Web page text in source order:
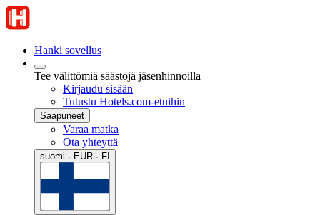
Hanki sovellus
Tee välittömiä säästöjä jäsenhinnoilla
Kirjaudu sisään
Tutustu Hotels.com-etuihin
Saapuneet
Varaa matka
Ota yhteyttä
suomi · EUR · FI